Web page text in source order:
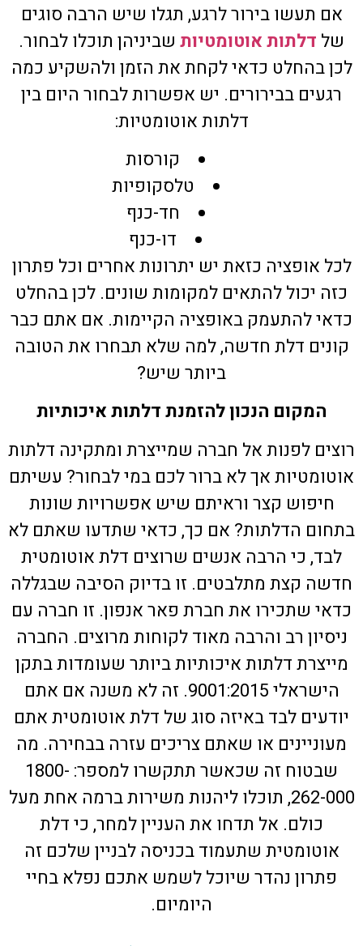
אם תעשו בירור לרגע, תגלו שיש הרבה סוגים
של דלתות אוטומטיות שביניהן תוכלו לבחור.
לכן בהחלט כדאי לקחת את הזמן ולהשקיע כמה
רגעים בבירורים. יש אפשרות לבחור היום בין
דלתות אוטומטיות:
קורסות
טלסקופיות
חד-כנף
דו-כנף
לכל אופציה כזאת יש יתרונות אחרים וכל פתרון
כזה יכול להתאים למקומות שונים. לכן בהחלט
כדאי להתעמק באופציה הקיימות. אם אתם כבר
קונים דלת חדשה, למה שלא תבחרו את הטובה
ביותר שיש?
המקום הנכון להזמנת דלתות איכותיות
רוצים לפנות אל חברה שמייצרת ומתקינה דלתות
אוטומטיות אך לא ברור לכם במי לבחור? עשיתם
חיפוש קצר וראיתם שיש אפשרויות שונות
בתחום הדלתות? אם כך, כדאי שתדעו שאתם לא
לבד, כי הרבה אנשים שרוצים דלת אוטומטית
חדשה קצת מתלבטים. זו בדיוק הסיבה שבגללה
כדאי שתכירו את חברת פאר אנפון. זו חברה עם
ניסיון רב והרבה מאוד לקוחות מרוצים. החברה
מייצרת דלתות איכותיות ביותר שעומדות בתקן
הישראלי 9001:2015. זה לא משנה אם אתם
יודעים לבד באיזה סוג של דלת אוטומטית אתם
מעוניינים או שאתם צריכים עזרה בבחירה. מה
שבטוח זה שכאשר תתקשרו למספר: 1800-
262-000, תוכלו ליהנות משירות ברמה אחת מעל
כולם. אל תדחו את העניין למחר, כי דלת
אוטומטית שתעמוד בכניסה לבניין שלכם זה
פתרון נהדר שיוכל לשמש אתכם נפלא בחיי
היומיום.